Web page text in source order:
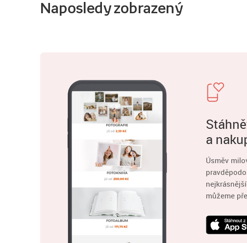
Naposledy zobrazený
a
Úsměv
můžeme